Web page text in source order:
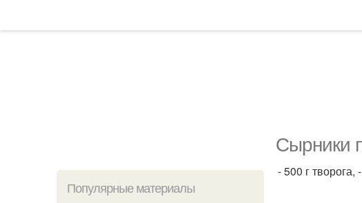
Сырники
Популярные материалы
- 500 г